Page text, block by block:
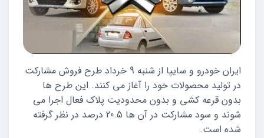
ایران خودرو و سایپا از شنبه 9 خرداد طرح فروش مشارکت
در تولید محصولات خود را آغاز می کنند. این طرح ها
بدون قرعه کشی و بدون محدودیت پلاک فعال اجرا می
شوند و سود مشارکت در آن ها 20.5 درصد در نظر گرفته
شده است.